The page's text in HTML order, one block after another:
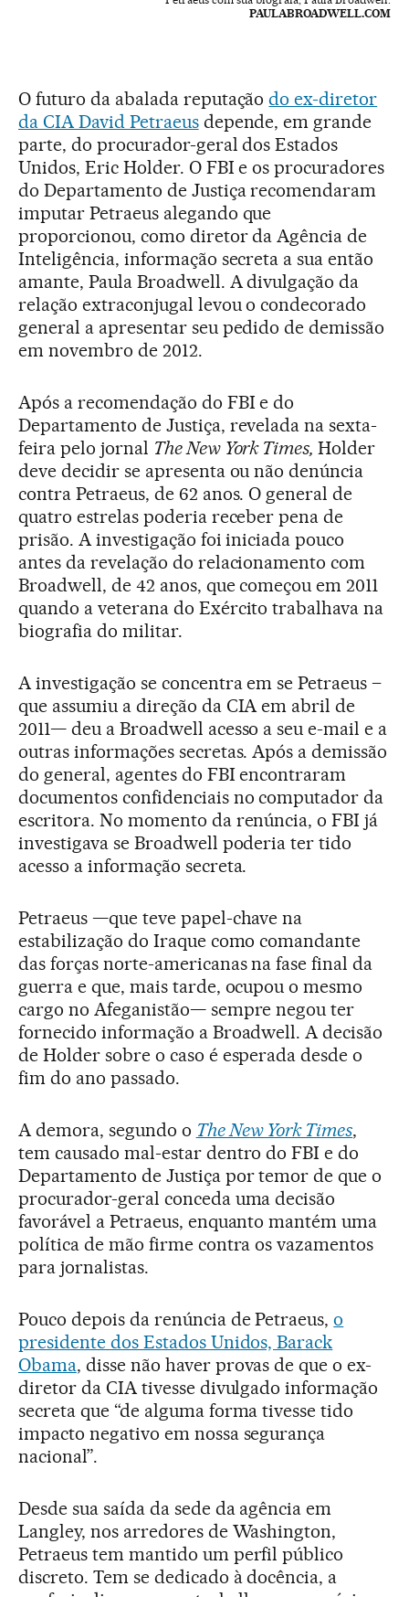
PAULABROADWELL.COM
O futuro da abalada reputaçãodo ex-diretor
da CIA David Petraeusdepende, em grande
parte, do procurador-geral dos Estados
Unidos, Eric Holder. O FBI e os procuradores
do Departamento de Justiça recomendaram
imputar Petraeus alegando que
proporcionou, como diretor da Agência de
Inteligência, informação secreta a sua então
amante, Paula Broadwell. A divulgação da
relação extraconjugal levou o condecorado
general a apresentar seu pedido de demissão
em novembro de 2012.
Após a recomendação do FBI e do
Departamento de Justiça, revelada na sexta-
feira pelo jornal The New York Times,Holder
deve decidir se apresenta ou não denúncia
contra Petraeus, de 62 anos. O general de
quatro estrelas poderia receber pena de
prisão. A investigação foi iniciada pouco
antes da revelação do relacionamento com
Broadwell, de 42 anos, que começou em 2011
quando a veterana do Exército trabalhava na
biografia do militar.
A investigação se concentra em se Petraeus –
que assumiu a direção da CIA em abril de
2011— deu a Broadwell acesso a seu e-mail e a
outras informações secretas. Após a demissão
do general, agentes do FBI encontraram
documentos confidenciais no computador da
escritora. No momento da renúncia, o FBI já
investigava se Broadwell poderia ter tido
acesso a informação secreta.
Petraeus —que teve papel-chave na
estabilização do Iraque como comandante
das forças norte-americanas na fase final da
guerra e que, mais tarde, ocupou o mesmo
cargo no Afeganistão— sempre negou ter
fornecido informação a Broadwell. A decisão
de Holder sobre o caso é esperada desde o
fim do ano passado.
A demora, segundo o The New York Times,
tem causado mal-estar dentro do FBI e do
Departamento de Justiça por temor de que o
procurador-geral conceda uma decisão
favorável a Petraeus, enquanto mantém uma
política de mão firme contra os vazamentos
para jornalistas.
Pouco depois da renúncia de Petraeus,o
presidente dos Estados Unidos, Barack
Obama, disse não haver provas de que o ex-
diretor da CIA tivesse divulgado informação
secreta que “de alguma forma tivesse tido
impacto negativo em nossa segurança
nacional”.
Desde sua saída da sede da agência em
Langley, nos arredores de Washington,
Petraeus tem mantido um perfil público
discreto. Tem se dedicado à docência, a